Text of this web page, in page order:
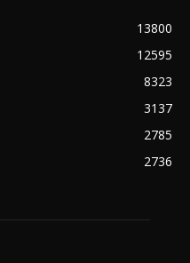
13800
12595
8323
3137
2785
2736